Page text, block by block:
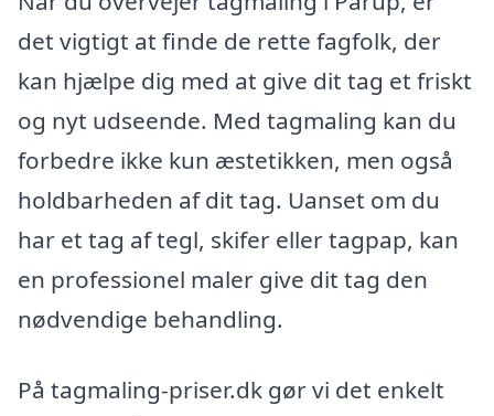
det vigtigt at finde de rette fagfolk, der
kan hjælpe dig med at give dit tag et friskt
og nyt udseende. Med tagmaling kan du
forbedre ikke kun æstetikken, men også
holdbarheden af dit tag. Uanset om du
har et tag af tegl, skifer eller tagpap, kan
en professionel maler give dit tag den
nødvendige behandling.
På tagmaling-priser.dk gør vi det enkelt